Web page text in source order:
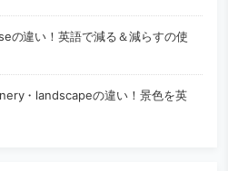
違い！英語で減る＆減らすの使
・landscapeの違い！景色を英